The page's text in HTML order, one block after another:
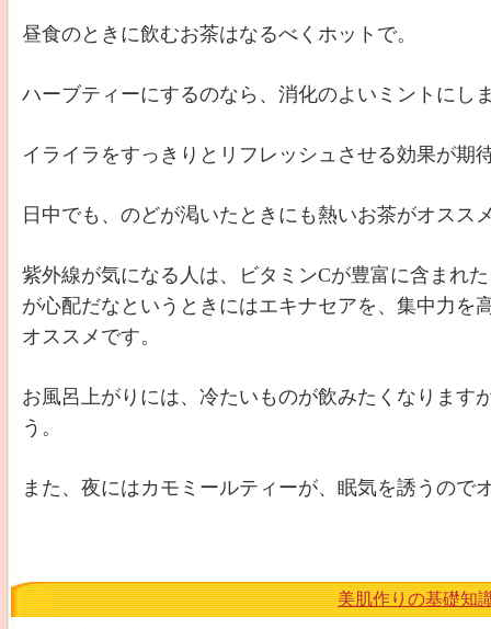
昼食のときに飲むお茶はなるべくホットで。
ハーブティーにするのなら、消化のよいミントにし
イライラをすっきりとリフレッシュさせる効果が期
日中でも、のどが渇いたときにも熱いお茶がオスス
紫外線が気になる人は、ビタミンCが豊富に含まれ
が心配だなというときにはエキナセアを、集中力を
オススメです。
お風呂上がりには、冷たいものが飲みたくなります
う。
また、夜にはカモミールティーが、眠気を誘うので
美肌作りの基礎知